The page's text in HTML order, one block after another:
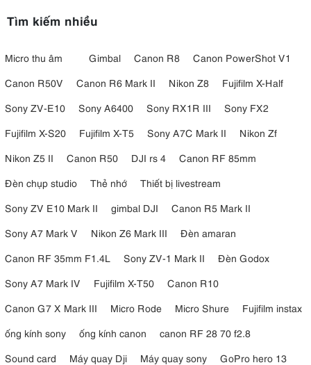
Tìm kiếm nhiều
Micro thu âm Gimbal Canon R8
Canon PowerShot V1
Canon R50V
Canon R6 Mark II Nikon Z8
Fujifilm X-Half
Sony ZV-E10
Sony A6400 Sony RX1R III
Sony FX2
Fujifilm X-S20
Fujifilm X-T5 Sony A7C Mark II
Nikon Zf
Nikon Z5 II
Canon R50 DJI rs 4
Canon RF 85mm
Đèn chụp studio
Thẻ nhớ
Thiết bị livestream
Sony ZV E10 Mark II
gimbal DJI
Canon R5 Mark II
Sony A7 Mark V
Nikon Z6 Mark III
Đèn amaran
Canon RF 35mm F1.4L
Sony ZV-1 Mark II
Đèn Godox
Sony A7 Mark IV
Fujifilm X-T50
Canon R10
Canon G7 X Mark III
Micro Rode Micro Shure
Fujifilm instax
ống kính sony
ống kính canon
canon RF 28 70 f2.8
Sound card
Máy quay Dji Máy quay sony
GoPro hero 13